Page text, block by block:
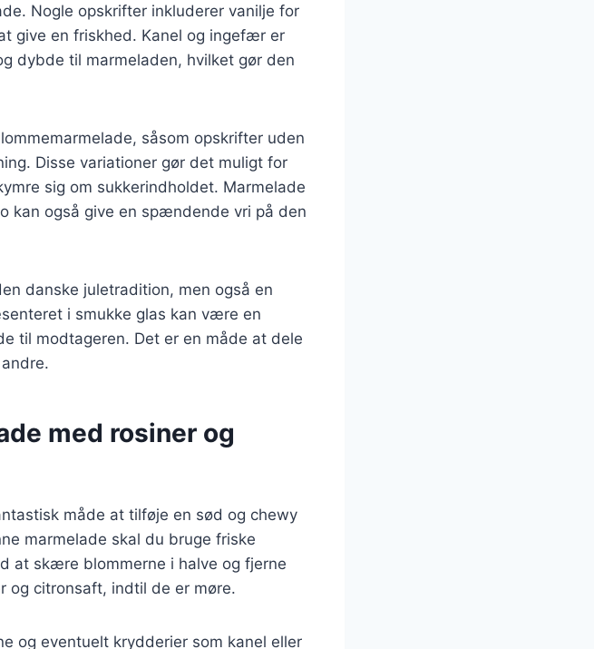
Nogle opskrifter inkluderer vanilje for
give en friskhed. Kanel og ingefær er
dybde til marmeladen, hvilket gør den
såsom opskrifter uden
Disse variationer gør det muligt for
sig om sukkerindholdet. Marmelade
kan også give en spændende vri på den
danske juletradition, men også en
i smukke glas kan være en
til modtageren. Det er en måde at dele
med rosiner og
måde at tilføje en sød og chewy
marmelade skal du bruge friske
at skære blommerne i halve og fjerne
og citronsaft, indtil de er møre.
og eventuelt krydderier som kanel eller